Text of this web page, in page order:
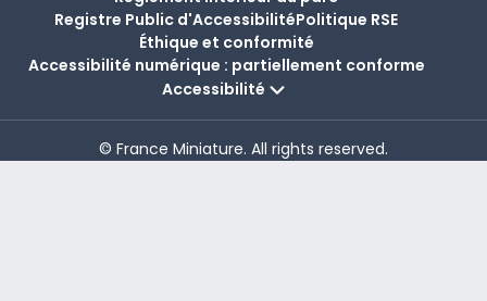
Registre Public d'AccessibilitéPolitique RSE
Éthique et conformité
Accessibilité numérique : partiellement conforme
Accessibilité
© France Miniature. All rights reserved.